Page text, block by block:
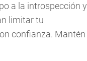
a la introspección y
limitar tu
confianza. Mantén